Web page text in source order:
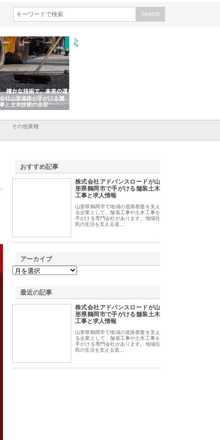
社山形道路が手がける舗
と土木技術の全容
その他業種
おすすめ記事
株式会社アドバンスロードが山
形県鶴岡市で手がける舗装土木
工事と求人情報
山形県鶴岡市で地域の道路基盤を支え
る企業として、舗装工事や土木工事を
手がける専門会社があります。地域住
民の生活を支える道…
アーカイブ
最近の記事
株式会社アドバンスロードが山
形県鶴岡市で手がける舗装土木
工事と求人情報
山形県鶴岡市で地域の道路基盤を支え
る企業として、舗装工事や土木工事を
手がける専門会社があります。地域住
民の生活を支える道…